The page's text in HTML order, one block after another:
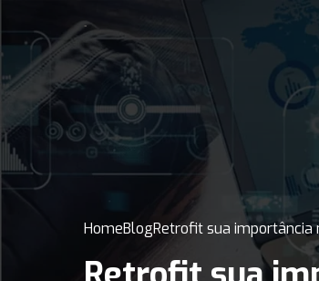
HomeBlogRetrofit sua importância